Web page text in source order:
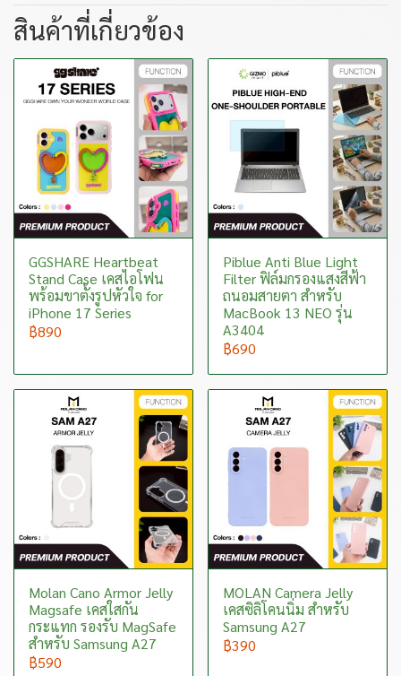
สินค้าที่เกี่ยวข้อง
GGSHARE Heartbeat
Stand Case เคสไอโฟน
พร้อมขาตั้งรูปหัวใจ for
iPhone 17 Series
฿890
Piblue Anti Blue Light
Filter ฟิล์มกรองแสงสีฟ้า
ถนอมสายตา สำหรับ
MacBook 13 NEO รุ่น
A3404
฿690
Molan Cano Armor Jelly
Magsafe เคสใสกัน
กระแทก รองรับ MagSafe
สำหรับ Samsung A27
฿590
MOLAN Camera Jelly
เคสซิลิโคนนิ่ม สำหรับ
Samsung A27
฿390